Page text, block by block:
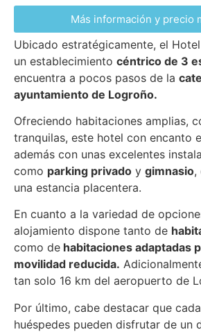
Más información y precio
Ubicado estratégicamente, el
un establecimiento céntrico de 3
encuentra a pocos pasos de la
ayuntamiento de Logroño.
Ofreciendo habitaciones amplias,
tranquilas, este hotel con encanto
además con unas excelentes
como parking privado y gimnasio,
una estancia placentera.
En cuanto a la variedad de
alojamiento dispone tanto de
como de habitaciones adaptadas
movilidad reducida.
tan solo 16 km del aeropuerto de
Por último, cabe destacar que
huéspedes pueden disfrutar de un